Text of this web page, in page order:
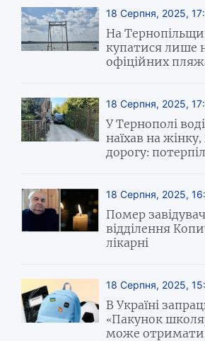
18 Серпня, 2025,
На
купатися лише
офіційних
18 Серпня, 2025,
У Тернополі
наїхав на
дорогу:
18 Серпня, 2025,
Помер
відділення
лікарні
18 Серпня, 2025,
В Україні
«Пакунок
може отримати